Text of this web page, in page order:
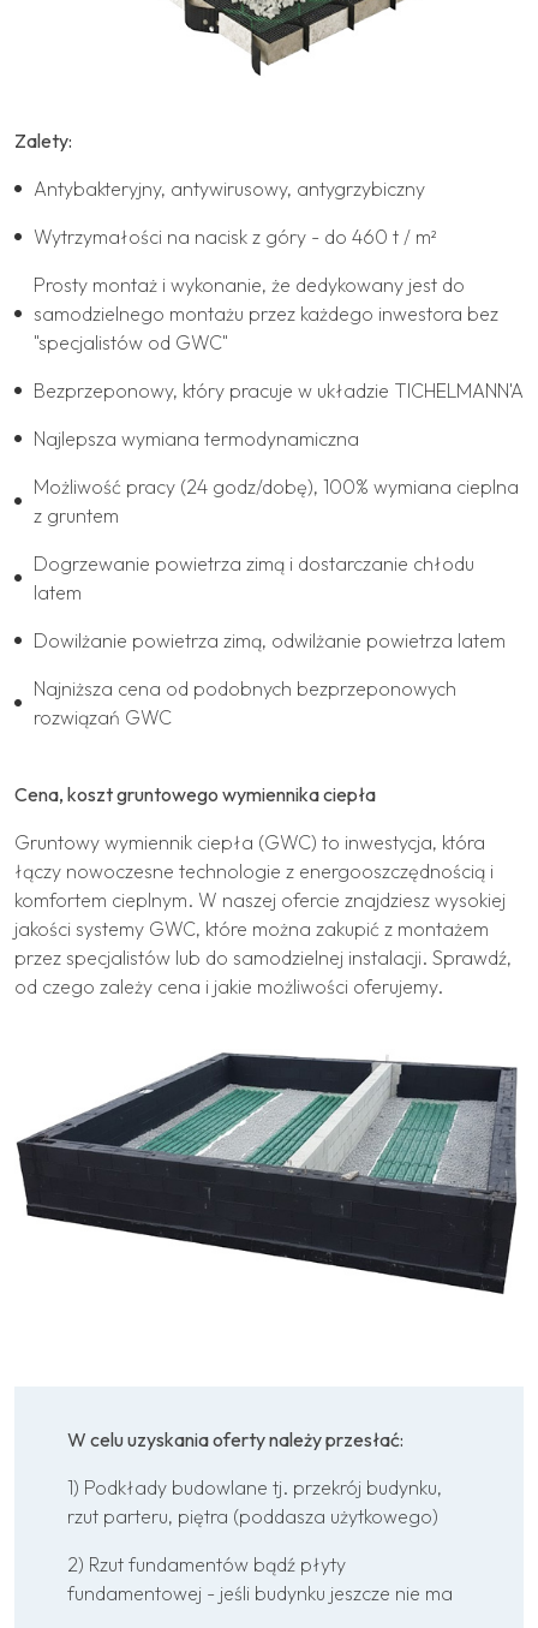
Zalety:
Antybakteryjny, antywirusowy, antygrzybiczny
Wytrzymałości na nacisk z góry - do 460 t / m²
Prosty montaż i wykonanie, że dedykowany jest do
samodzielnego montażu przez każdego inwestora bez
"specjalistów od GWC"
Bezprzeponowy, który pracuje w układzie TICHELMANN'A
Najlepsza wymiana termodynamiczna
Możliwość pracy (24 godz/dobę), 100% wymiana cieplna
z gruntem
Dogrzewanie powietrza zimą i dostarczanie chłodu
latem
Dowilżanie powietrza zimą, odwilżanie powietrza latem
Najniższa cena od podobnych bezprzeponowych
rozwiązań GWC
Cena, koszt gruntowego wymiennika ciepła
Gruntowy wymiennik ciepła (GWC) to inwestycja, która
łączy nowoczesne technologie z energooszczędnością i
komfortem cieplnym. W naszej ofercie znajdziesz wysokiej
jakości systemy GWC, które można zakupić z montażem
przez specjalistów lub do samodzielnej instalacji. Sprawdź,
od czego zależy cena i jakie możliwości oferujemy.
W celu uzyskania oferty należy przesłać:
1) Podkłady budowlane tj. przekrój budynku,
rzut parteru, piętra (poddasza użytkowego)
2) Rzut fundamentów bądź płyty
fundamentowej - jeśli budynku jeszcze nie ma